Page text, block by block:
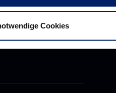
Cookies